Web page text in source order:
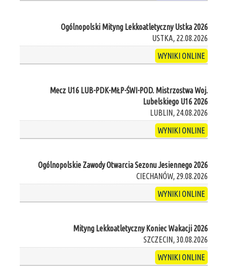
Ogólnopolski Mityng Lekkoatletyczny Ustka 2026
USTKA, 22.08.2026
WYNIKI ONLINE
Mecz U16 LUB-PDK-MŁP-ŚWI-POD. Mistrzostwa Woj.
Lubelskiego U16 2026
LUBLIN, 24.08.2026
WYNIKI ONLINE
Ogólnopolskie Zawody Otwarcia Sezonu Jesiennego 2026
CIECHANÓW, 29.08.2026
WYNIKI ONLINE
Mityng Lekkoatletyczny Koniec Wakacji 2026
SZCZECIN, 30.08.2026
WYNIKI ONLINE